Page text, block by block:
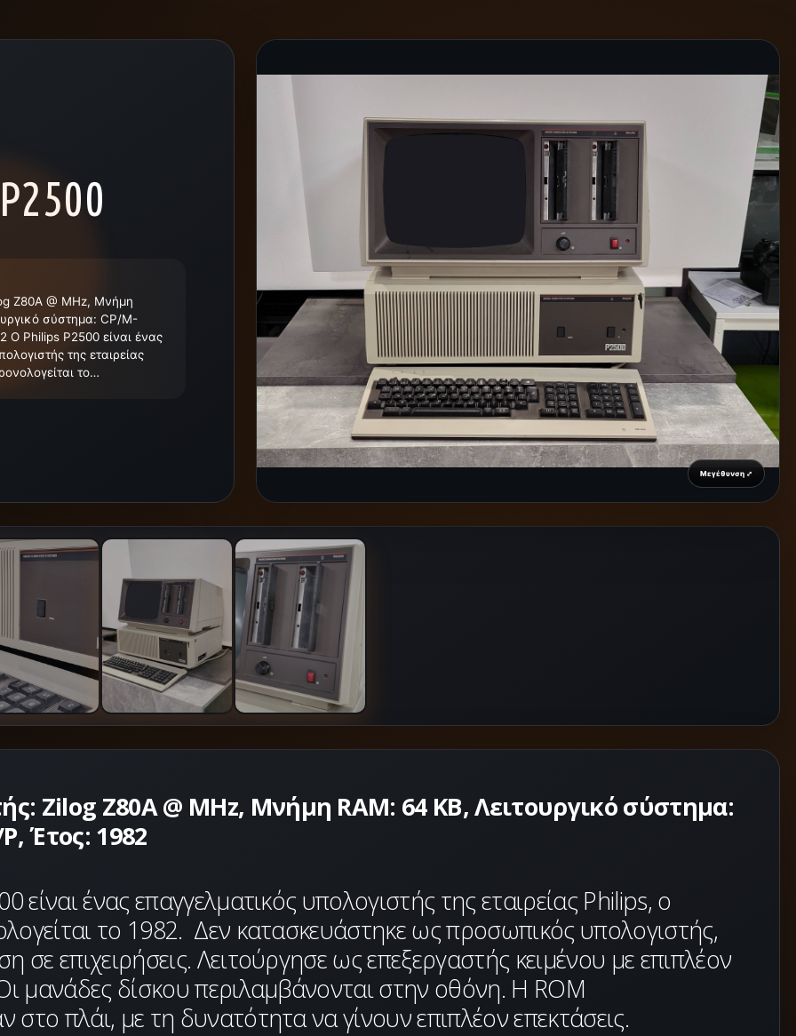
Z80A @ MHz, Μνήμη
σύστημα: CP/M-
Ο Philips P2500 είναι ένας
της εταιρείας
το…
Μεγέθυνση ⤢
Zilog Z80A @ MHz, Μνήμη RAM: 64 KB, Λειτουργικό σύστημα:
Έτος: 1982
είναι ένας επαγγελματικός υπολογιστής της εταιρείας Philips, ο
το 1982. Δεν κατασκευάστηκε ως προσωπικός υπολογιστής,
σε επιχειρήσεις. Λειτούργησε ως επεξεργαστής κειμένου με επιπλέον
μανάδες δίσκου περιλαμβάνονται στην οθόνη. Η ROM
στο πλάι, με τη δυνατότητα να γίνουν επιπλέον επεκτάσεις.